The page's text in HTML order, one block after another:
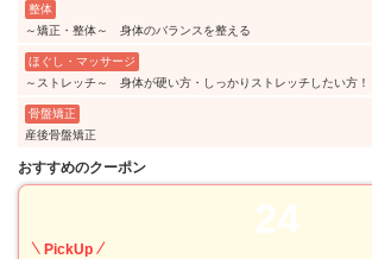
整体
～矯正・整体～ 身体のバランスを整える
ほぐし・マッサージ
～ストレッチ～ 身体が硬い方・しっかりストレッチしたい方！
骨盤矯正
産後骨盤矯正
おすすめのクーポン
24
PickUp